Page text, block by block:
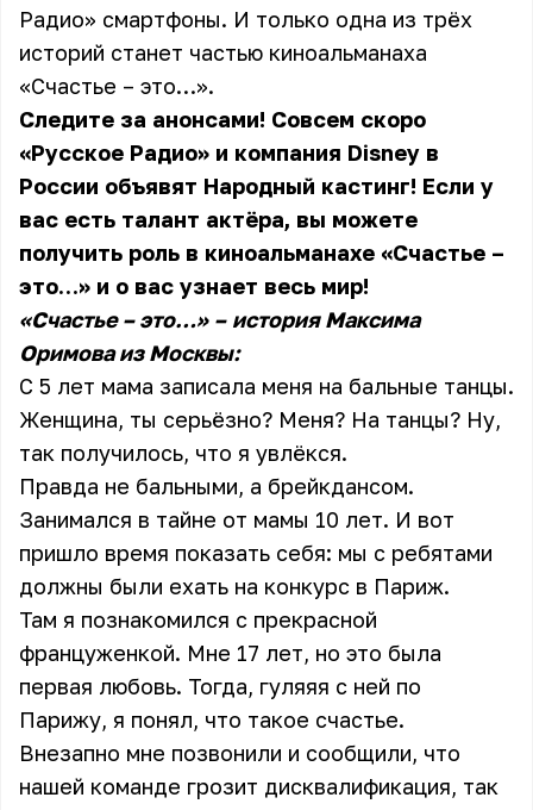
Радио» смартфоны. И только одна из трёх
историй станет частью киноальманаха
«Счастье – это…».
Следите за анонсами! Совсем скоро
«Русское Радио» и компания Disney в
России объявят Народный кастинг! Если у
вас есть талант актёра, вы можете
получить роль в киноальманахе «Счастье –
это…» и о вас узнает весь мир!
«Счастье – это…» – история Максима
Оримова из Москвы:
С 5 лет мама записала меня на бальные танцы.
Женщина, ты серьёзно? Меня? На танцы? Ну,
так получилось, что я увлёкся.
Правда не бальными, а брейкдансом.
Занимался в тайне от мамы 10 лет. И вот
пришло время показать себя: мы с ребятами
должны были ехать на конкурс в Париж.
Там я познакомился с прекрасной
француженкой. Мне 17 лет, но это была
первая любовь. Тогда, гуляяя с ней по
Парижу, я понял, что такое счастье.
Внезапно мне позвонили и сообщили, что
нашей команде грозит дисквалификация, так